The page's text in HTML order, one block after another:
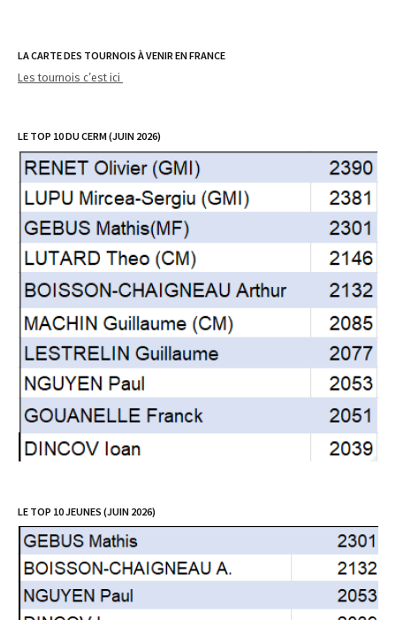
LA CARTE DES TOURNOIS À VENIR EN FRANCE
Les tournois c’est ici
LE TOP 10 DU CERM (JUIN 2026)
LE TOP 10 JEUNES (JUIN 2026)